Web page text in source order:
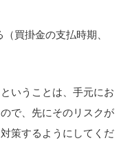
買掛金の支払時期、
いうことは、手元にお
で、先にそのリスクが
策するようにしてくだ